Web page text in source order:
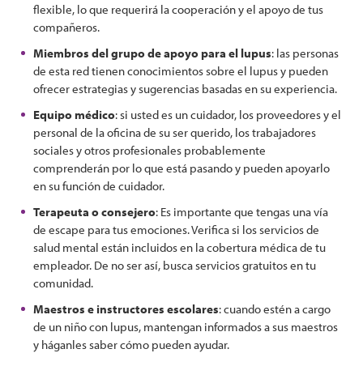
flexible, lo que requerirá la cooperación y el apoyo de tus
compañeros.
Miembros del grupo de apoyo para el lupus: las personas
de esta red tienen conocimientos sobre el lupus y pueden
ofrecer estrategias y sugerencias basadas en su experiencia.
Equipo médico: si usted es un cuidador, los proveedores y el
personal de la oficina de su ser querido, los trabajadores
sociales y otros profesionales probablemente
comprenderán por lo que está pasando y pueden apoyarlo
en su función de cuidador.
Terapeuta o consejero: Es importante que tengas una vía
de escape para tus emociones. Verifica si los servicios de
salud mental están incluidos en la cobertura médica de tu
empleador. De no ser así, busca servicios gratuitos en tu
comunidad.
Maestros e instructores escolares: cuando estén a cargo
de un niño con lupus, mantengan informados a sus maestros
y háganles saber cómo pueden ayudar.